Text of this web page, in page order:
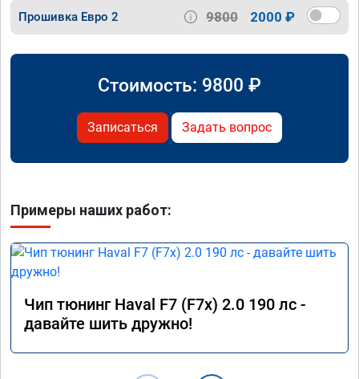
Прошивка Евро 2 9800 2000 ₽
Стоимость: 9800 ₽
Записаться Задать вопрос
Примеры наших работ:
Чип тюнинг Haval F7 (F7x) 2.0 190 лс -
давайте шить дружно!